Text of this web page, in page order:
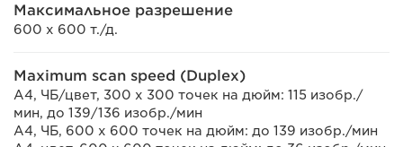
Максимальное разрешение
600 x 600 т./д.
Maximum scan speed (Duplex)
A4, ЧБ/цвет, 300 x 300 точек на дюйм: 115 изобр./
мин, до 139/136 изобр./мин
A4, ЧБ, 600 x 600 точек на дюйм: до 139 изобр./мин